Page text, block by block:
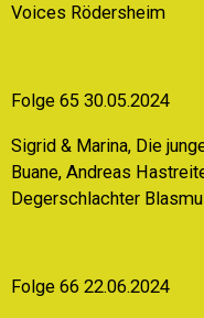
Voices Rödersheim
Folge 65 30.05.2024
Sigrid & Marina, Die
Buane, Andreas
Degerschlachter
Folge 66 22.06.2024